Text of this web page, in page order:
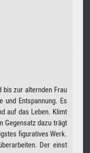
bis zur alternden Frau
Entspannung. Es
auf das Leben. Klimt
Gegensatz dazu trägt
figuratives Werk.
Der einst